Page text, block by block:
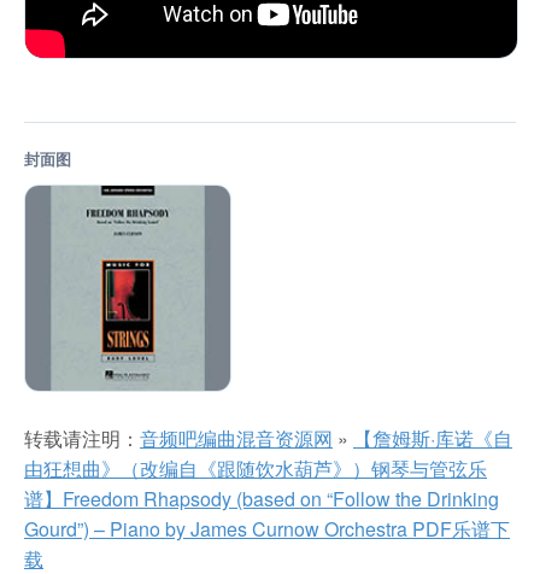
封面图
转载请注明： 音频吧编曲混音资源网 »
【詹姆斯·库诺《自
由狂想曲》（改编自《跟随饮水葫芦》）钢琴与管弦乐
谱】Freedom Rhapsody (based on “Follow the Drinking
Gourd”) – Piano by James Curnow Orchestra PDF乐谱下
载